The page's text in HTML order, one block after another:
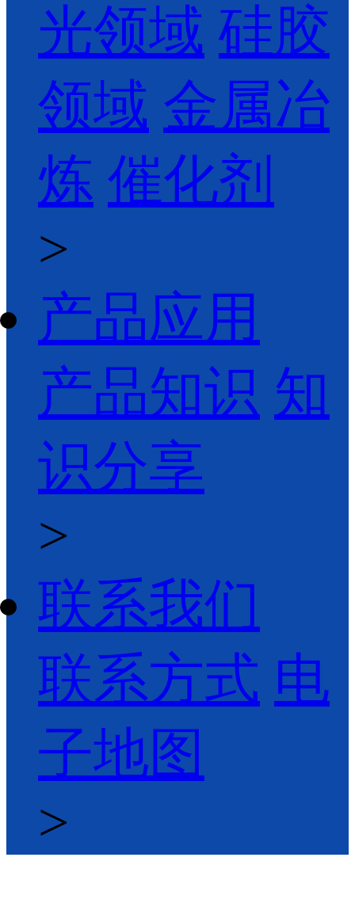
光领域 硅胶
领域 金属冶
炼 催化剂
>
产品应用
产品知识 知
识分享
>
联系我们
联系方式 电
子地图
>